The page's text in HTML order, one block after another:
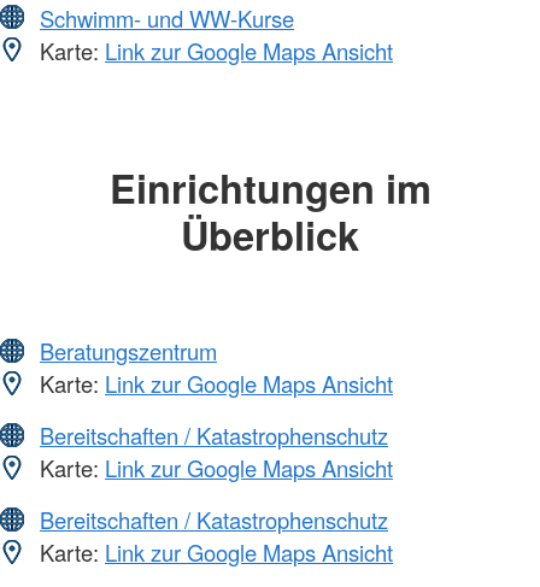
Schwimm- und WW-Kurse
Karte: Link zur Google Maps Ansicht
Einrichtungen im
Überblick
Beratungszentrum
Karte: Link zur Google Maps Ansicht
Bereitschaften / Katastrophenschutz
Karte: Link zur Google Maps Ansicht
Bereitschaften / Katastrophenschutz
Karte: Link zur Google Maps Ansicht